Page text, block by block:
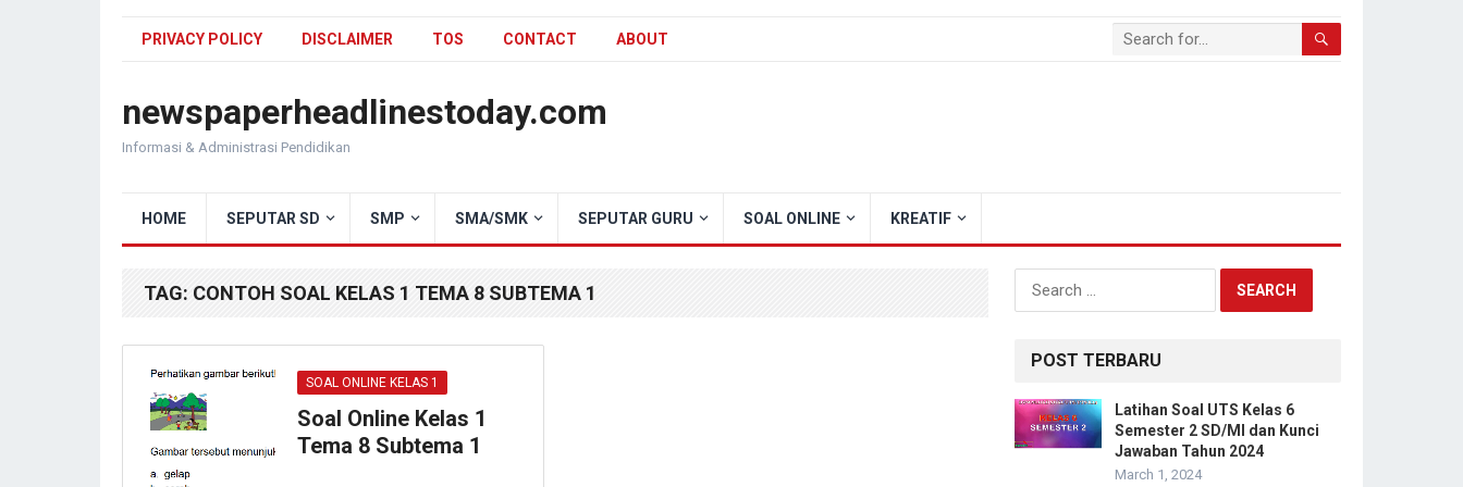
PRIVACY POLICY DISCLAIMER TOS CONTACT ABOUT
newspaperheadlinestoday.com
Informasi & Administrasi Pendidikan
HOME SEPUTAR SD SMP SMA/SMK SEPUTAR GURU SOAL ONLINE KREATIF
TAG: CONTOH SOAL KELAS 1 TEMA 8 SUBTEMA 1
SOAL ONLINE KELAS 1
Soal Online Kelas 1
Tema 8 Subtema 1
Search
for:
POST TERBARU
Latihan Soal UTS Kelas 6
Semester 2 SD/MI dan Kunci
Jawaban Tahun 2024
March 1, 2024